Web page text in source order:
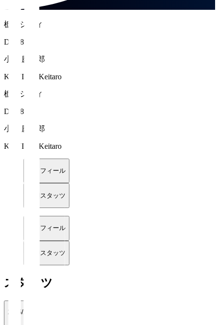
栃木シティ
DF 28
小西 慶太郎
KONISHI Keitaro
栃木シティ
DF 28
小西 慶太郎
KONISHI Keitaro
プロフィール
詳細スタッツ
プロフィール
詳細スタッツ
スタッツ
2026/27